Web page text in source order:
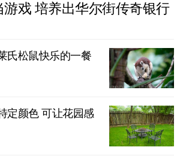
戏 培养出华尔街传奇银行
氏松鼠快乐的一餐
定颜色 可让花园感